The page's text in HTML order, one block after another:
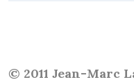
© 2011 Jean-Marc